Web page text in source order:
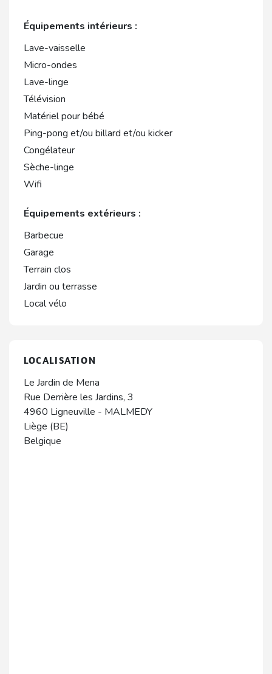
Équipements intérieurs :
Lave-vaisselle
Micro-ondes
Lave-linge
Télévision
Matériel pour bébé
Ping-pong et/ou billard et/ou kicker
Congélateur
Sèche-linge
Wifi
Équipements extérieurs :
Barbecue
Garage
Terrain clos
Jardin ou terrasse
Local vélo
LOCALISATION
Le Jardin de Mena
Rue Derrière les Jardins, 3
4960 Ligneuville - MALMEDY
Liège (BE)
Belgique